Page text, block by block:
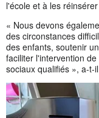
l'école et à les
« Nous devons
des circonstances
des enfants, soutenir
faciliter l'intervention
sociaux qualifiés », a-t-